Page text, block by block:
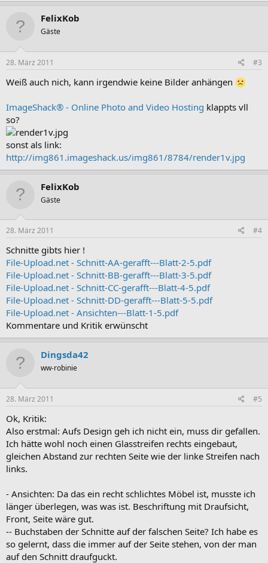
FelixKob
Gäste
28. März 2011 #3
Weiß auch nich, kann irgendwie keine Bilder anhängen
ImageShack® - Online Photo and Video Hosting klappts vll
so?
sonst als link:
http://img861.imageshack.us/img861/8784/render1v.jpg
FelixKob
Gäste
28. März 2011 #4
Schnitte gibts hier !
File-Upload.net - Schnitt-AA-gerafft---Blatt-2-5.pdf
File-Upload.net - Schnitt-BB-gerafft---Blatt-3-5.pdf
File-Upload.net - Schnitt-CC-gerafft---Blatt-4-5.pdf
File-Upload.net - Schnitt-DD-gerafft---Blatt-5-5.pdf
File-Upload.net - Ansichten---Blatt-1-5.pdf
Kommentare und Kritik erwünscht
Dingsda42
ww-robinie
28. März 2011 #5
Ok, Kritik:
Also erstmal: Aufs Design geh ich nicht ein, muss dir gefallen.
Ich hätte wohl noch einen Glasstreifen rechts eingebaut,
gleichen Abstand zur rechten Seite wie der linke Streifen nach
links.
- Ansichten: Da das ein recht schlichtes Möbel ist, musste ich
länger überlegen, was was ist. Beschriftung mit Draufsicht,
Front, Seite wäre gut.
-- Buchstaben der Schnitte auf der falschen Seite? Ich habe es
so gelernt, dass die immer auf der Seite stehen, von der man
auf den Schnitt draufguckt.